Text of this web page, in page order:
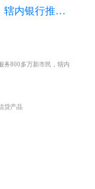
辖内银行推出
务800多万新市民，辖内
贷产品